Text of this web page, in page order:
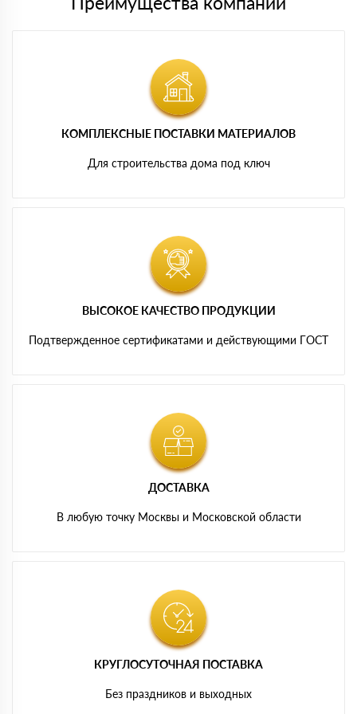
КОМПЛЕКСНЫЕ ПОСТАВКИ МАТЕРИАЛОВ
Для строительства дома под ключ
ВЫСОКОЕ КАЧЕСТВО ПРОДУКЦИИ
Подтвержденное сертификатами и действующими ГОСТ
ДОСТАВКА
В любую точку Москвы и Московской области
КРУГЛОСУТОЧНАЯ ПОСТАВКА
Без праздников и выходных